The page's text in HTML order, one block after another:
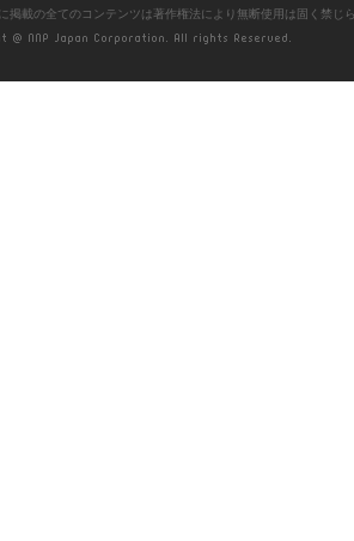
掲載の全てのコンテンツは著作権法により無断使用は固く禁じ